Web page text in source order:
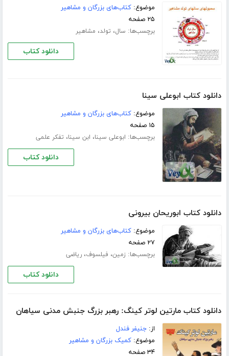
موضوع:کتاب‌های بزرگان و مشاهیر
۲۵ صفحه
برچسب‌ها: سال، تولد، مشاهیر
دانلود کتاب
دانلود کتاب ابوعلی سینا
موضوع:کتاب‌های بزرگان و مشاهیر
۱۵ صفحه
برچسب‌ها: ابوعلی سینا، ابن سینا، تفکر علمی
دانلود کتاب
دانلود کتاب ابوریحان بیرونی
موضوع:کتاب‌های بزرگان و مشاهیر
۲۷ صفحه
برچسب‌ها: زمین، فیلسوف،ریاضی
دانلود کتاب
دانلود کتاب مارتین لوتر کینگ: رهبر بزرگ جنبش مدنی سیاهان
از:جنیفر فندل
موضوع:کمیک بزرگان و مشاهیر
۳۴ صفحه